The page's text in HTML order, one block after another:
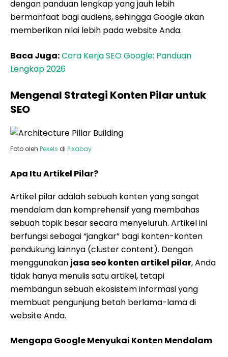
dengan panduan lengkap yang jauh lebih
bermanfaat bagi audiens, sehingga Google akan
memberikan nilai lebih pada website Anda.
Baca Juga:Cara Kerja SEO Google: Panduan
Lengkap 2026
Mengenal Strategi Konten Pilar untuk
SEO
Foto oleh Pexels di Pixabay
Apa Itu Artikel Pilar?
Artikel pilar adalah sebuah konten yang sangat
mendalam dan komprehensif yang membahas
sebuah topik besar secara menyeluruh. Artikel ini
berfungsi sebagai “jangkar” bagi konten-konten
pendukung lainnya (cluster content). Dengan
menggunakan jasa seo konten artikel pilar, Anda
tidak hanya menulis satu artikel, tetapi
membangun sebuah ekosistem informasi yang
membuat pengunjung betah berlama-lama di
website Anda.
Mengapa Google Menyukai Konten Mendalam